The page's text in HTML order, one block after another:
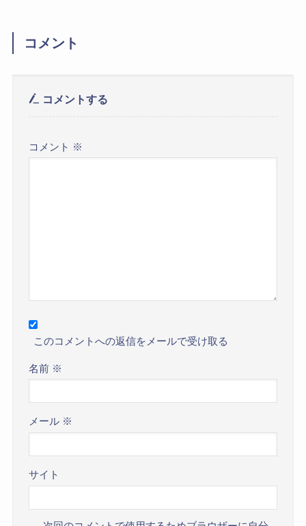
コメント
コメントする
コメント ※
このコメントへの返信をメールで受け取る
名前 ※
メール ※
サイト